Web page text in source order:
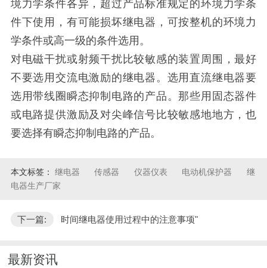
境力学条件各异，超过产品标准规定的环境力学条
件下使用，有可能损坏继电器，可按整机的环境力
学条件或高一级的条件选用。
对电磁干扰或射频干扰比较敏感的装置周围，最好
不要选用交流电激励的继电器。选用直流继电器要
选用带线圈瞬态抑制电路的产品。那些用固态器件
或电路提供激励及对尖峰信号比较敏感地地方，也
要选择有瞬态抑制电路的产品。
本文标签： 继电器 传感器 仪器仪表 电动机保护器
继
电器生产厂家
下一篇: 时间继电器使用过程中的注意事项"
最新资讯